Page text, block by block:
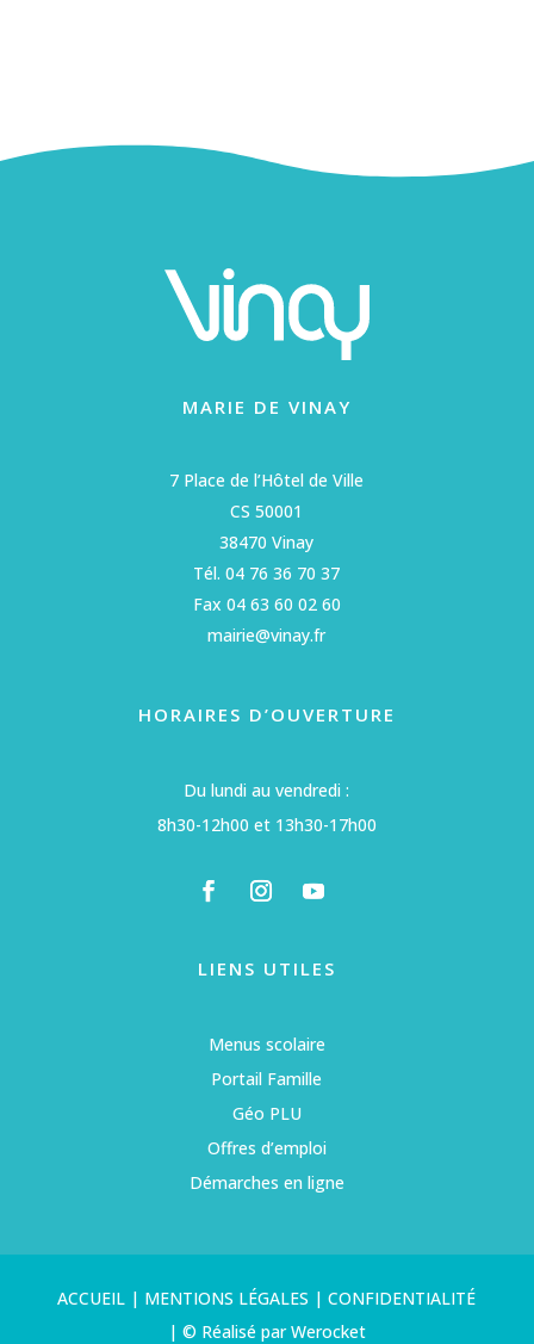
MARIE DE VINAY
7 Place de l’Hôtel de Ville
CS 50001
38470 Vinay
Tél. 04 76 36 70 37
Fax 04 63 60 02 60
mairie@vinay.fr
HORAIRES D’OUVERTURE
Du lundi au vendredi :
8h30-12h00 et 13h30-17h00
LIENS UTILES
Menus scolaire
Portail Famille
Géo PLU
Offres d’emploi
Démarches en ligne
ACCUEIL | MENTIONS LÉGALES |CONFIDENTIALITÉ
| © Réalisé par Werocket